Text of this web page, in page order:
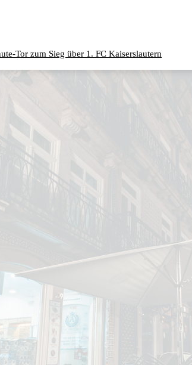
Tor zum Sieg über 1. FC Kaiserslautern